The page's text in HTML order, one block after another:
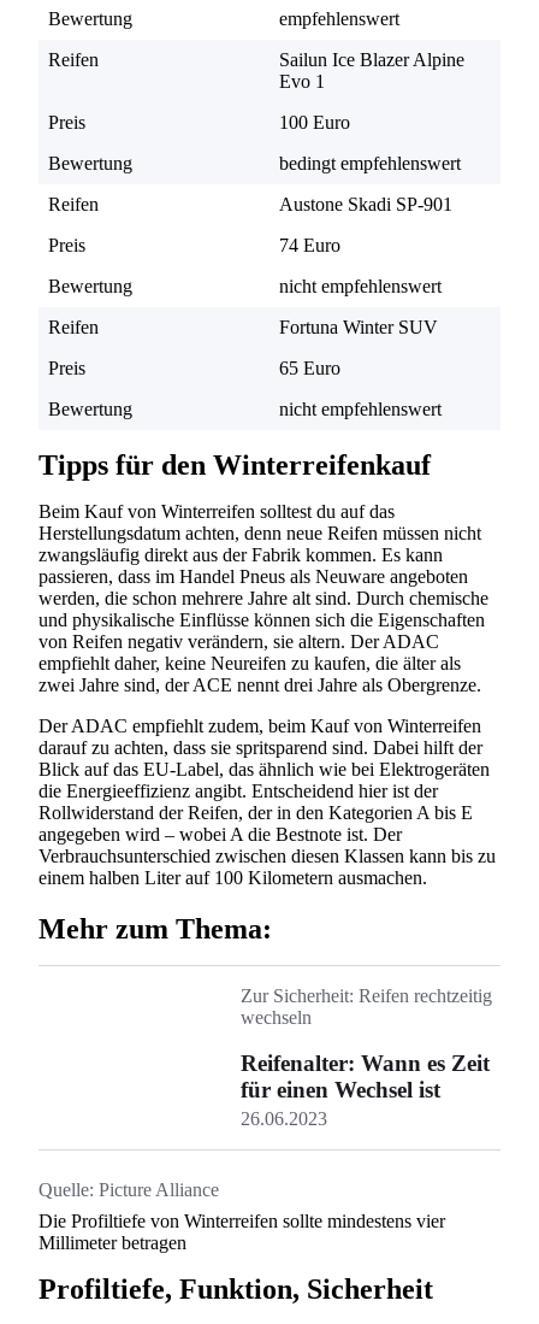
Bewertung
empfehlenswert
Reifen
Sailun Ice Blazer Alpine
Evo 1
Preis
100 Euro
Bewertung
bedingt empfehlenswert
Reifen
Austone Skadi SP-901
Preis
74 Euro
Bewertung
nicht empfehlenswert
Reifen
Fortuna Winter SUV
Preis
65 Euro
Bewertung
nicht empfehlenswert
Tipps für den Winterreifenkauf
Beim Kauf von Winterreifen solltest du auf das
Herstellungsdatum achten, denn neue Reifen müssen nicht
zwangsläufig direkt aus der Fabrik kommen. Es kann
passieren, dass im Handel Pneus als Neuware angeboten
werden, die schon mehrere Jahre alt sind. Durch chemische
und physikalische Einflüsse können sich die Eigenschaften
von Reifen negativ verändern, sie altern. Der ADAC
empfiehlt daher, keine Neureifen zu kaufen, die älter als
zwei Jahre sind, der ACE nennt drei Jahre als Obergrenze.
Der ADAC empfiehlt zudem, beim Kauf von Winterreifen
darauf zu achten, dass sie spritsparend sind. Dabei hilft der
Blick auf das EU-Label, das ähnlich wie bei Elektrogeräten
die Energieeffizienz angibt. Entscheidend hier ist der
Rollwiderstand der Reifen, der in den Kategorien A bis E
angegeben wird – wobei A die Bestnote ist. Der
Verbrauchsunterschied zwischen diesen Klassen kann bis zu
einem halben Liter auf 100 Kilometern ausmachen.
Mehr zum Thema:
Zur Sicherheit: Reifen rechtzeitig
wechseln
Reifenalter: Wann es Zeit
für einen Wechsel ist
26.06.2023
Quelle: Picture Alliance
Die Profiltiefe von Winterreifen sollte mindestens vier
Millimeter betragen
Profiltiefe, Funktion, Sicherheit